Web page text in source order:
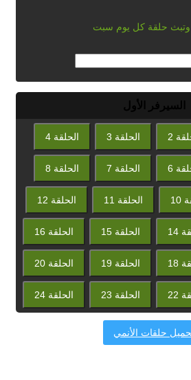
حلقة كل يوم سبت
السيرفر الأول
2 الحلقة 3 الحلقة 4
6 الحلقة 7 الحلقة 8
الحلقة 11 الحلقة 12
14 الحلقة 15 الحلقة 16
18 الحلقة 19 الحلقة 20
22 الحلقة 23 الحلقة 24
حلقات الأنمي